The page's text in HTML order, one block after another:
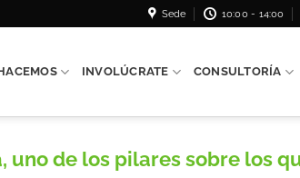
Sede 10:00 - 14:00
INVOLÚCRATE CONSULTORÍA
uno de los pilares sobre los